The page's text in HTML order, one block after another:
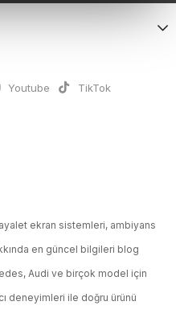
Youtube TikTok
ekran sistemleri, ambiyans
en güncel bilgileri blog
Audi ve birçok model için
deneyimleri ile doğru ürünü